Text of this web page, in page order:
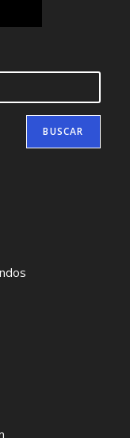
BUSCAR